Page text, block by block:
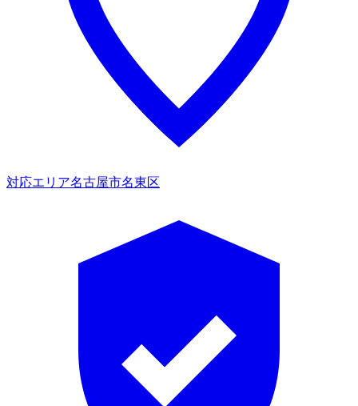
対応エリア名古屋市名東区